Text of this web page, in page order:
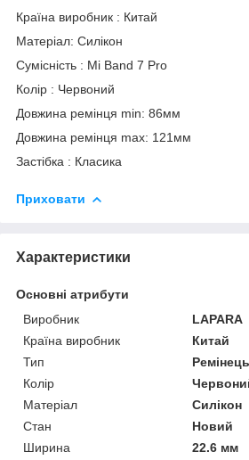
Країна виробник : Китай
Матеріал: Силікон
Сумісність : Mi Band 7 Pro
Колір : Червоний
Довжина ремінця min: 86мм
Довжина ремінця max: 121мм
Застібка : Класика
Приховати
Характеристики
Основні атрибути
Виробник
LAPARA
Країна виробник
Китай
Тип
Ремінець
Колір
Матеріал
Силікон
Стан
Новий
Ширина
22.6 мм